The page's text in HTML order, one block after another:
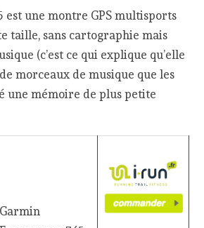
est une montre GPS multisports
taille, sans cartographie mais
(c’est ce qui explique qu’elle
morceaux de musique que les
une mémoire de plus petite
Garmin